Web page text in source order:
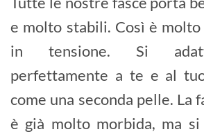
e molto stabili. Così è
in tensione. Si
perfettamente a te e al
come una seconda pelle. La
è già molto morbida, ma si